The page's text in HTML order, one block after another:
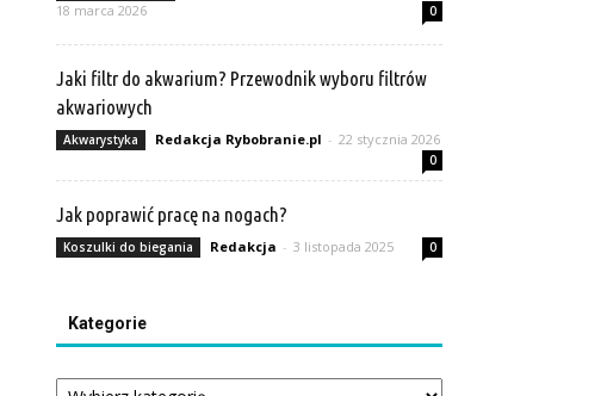
18 marca 2026
0
Jaki filtr do akwarium? Przewodnik wyboru filtrów
akwariowych
Akwarystyka Redakcja Rybobranie.pl - 22 stycznia 2026
0
Jak poprawić pracę na nogach?
Koszulki do biegania Redakcja - 3 listopada 2025 0
Kategorie
Kategorie